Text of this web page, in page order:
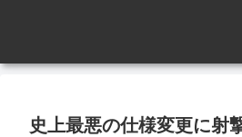
史上最悪の仕様変更に射